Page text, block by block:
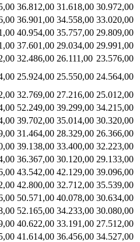
36.812,00 31.618,00 30.972,00
36.901,00 34.558,00 33.020,00
40.954,00 35.757,00 29.809,00
37.601,00 29.034,00 29.991,00
32.486,00 26.111,00 23.576,00
25.924,00 25.550,00 24.564,00
32.769,00 27.216,00 25.012,00
52.249,00 39.299,00 34.215,00
39.702,00 35.014,00 30.320,00
31.464,00 28.329,00 26.366,00
39.138,00 33.400,00 32.223,00
36.367,00 30.120,00 29.133,00
43.542,00 42.129,00 39.096,00
42.800,00 32.712,00 35.539,00
50.571,00 40.078,00 30.634,00
52.165,00 34.233,00 30.080,00
40.622,00 33.191,00 27.512,00
41.614,00 36.456,00 34.527,00